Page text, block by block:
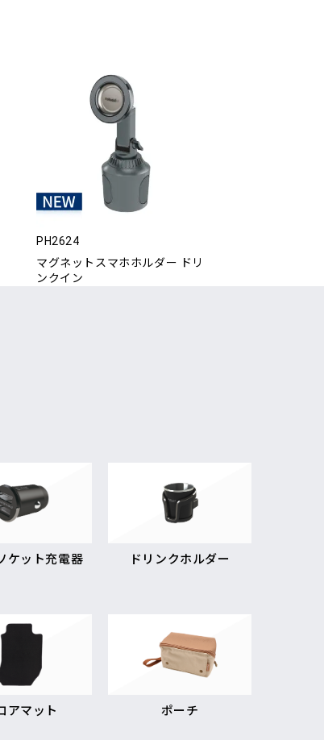
PH2624
マグネットスマホホルダー ドリ
ンクイン
ケット充電器 ドリンクホルダー
アマット ポーチ